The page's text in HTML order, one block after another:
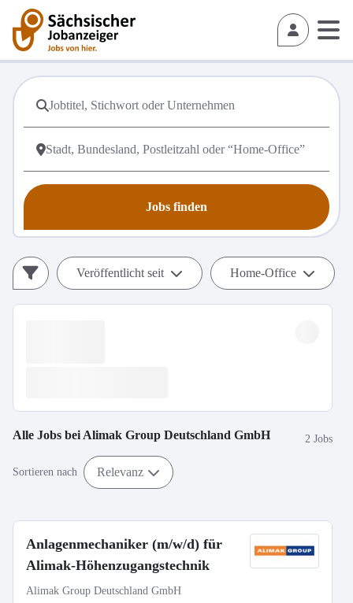
Jobs finden
Veröffentlicht seit Home-Office
Alle Jobs bei Alimak Group Deutschland GmbH 2 Jobs
Sortieren nach Relevanz
Anlagenmechaniker (m/w/d) für
Alimak-Höhenzugangstechnik
Alimak Group Deutschland GmbH